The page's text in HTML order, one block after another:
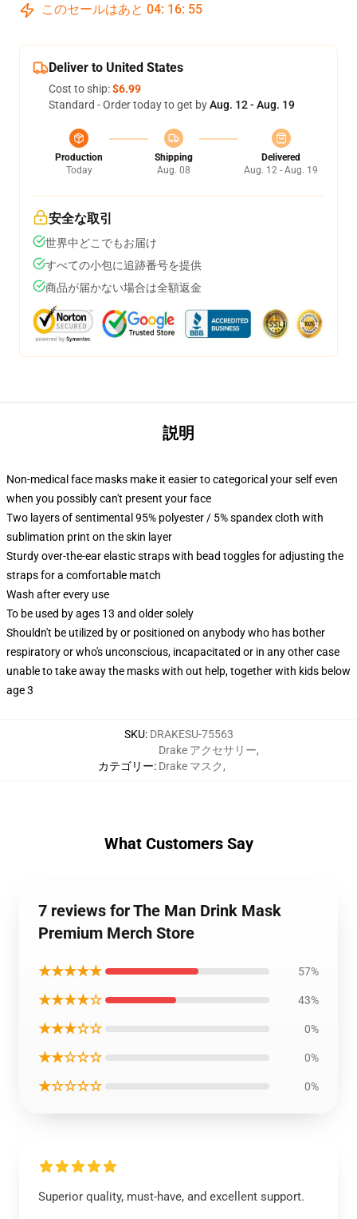
このセールはあと 04: 16: 54
Deliver to United States
Cost to ship:$6.99
Standard - Order today to get byAug. 12 - Aug. 19
Production
Today
Shipping
Aug. 08
Delivered
Aug. 12 - Aug. 19
安全な取引
世界中どこでもお届け
すべての小包に追跡番号を提供
商品が届かない場合は全額返金
説明
Non-medical face masks make it easier to categorical your self even
when you possibly can't present your face
Two layers of sentimental 95% polyester / 5% spandex cloth with
sublimation print on the skin layer
Sturdy over-the-ear elastic straps with bead toggles for adjusting the
straps for a comfortable match
Wash after every use
To be used by ages 13 and older solely
Shouldn't be utilized by or positioned on anybody who has bother
respiratory or who's unconscious, incapacitated or in any other case
unable to take away the masks with out help, together with kids below
age 3
SKU: DRAKESU-75563
カテゴリー:
Drake アクセサリー,
Drake マスク,
What Customers Say
7 reviews for The Man Drink Mask
Premium Merch Store
★★★★★ 57%
★★★★☆ 43%
★★★☆☆ 0%
★★☆☆☆ 0%
★☆☆☆☆ 0%
Superior quality, must-have, and excellent support.